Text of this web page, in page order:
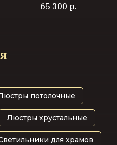
65 300 р.
потолочные
Люстры хрустальные
для храмов